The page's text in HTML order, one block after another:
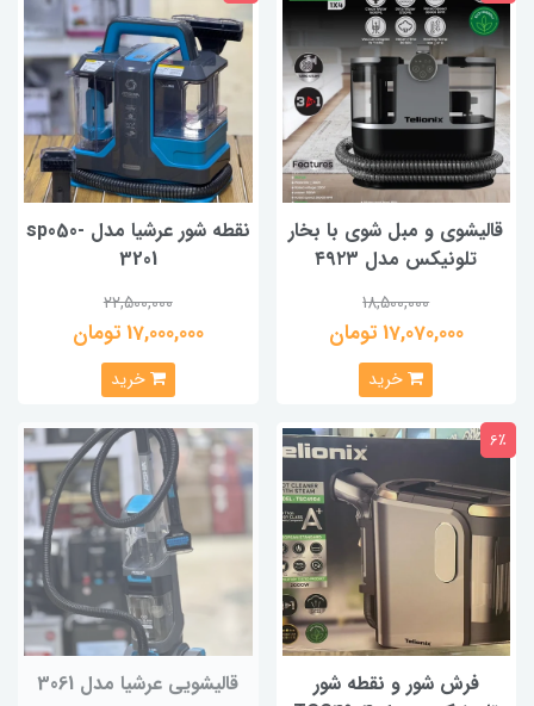
قالیشوی و مبل شوی با بخار
تلونیکس مدل ۴۹۲۳
18,500,000
17,070,000 تومان
خرید
نقطه شور عرشیا مدل sp050-
3201
22,500,000
17,000,000 تومان
خرید
فرش شور و نقطه شور
6٪
قالیشویی عرشیا مدل 3061